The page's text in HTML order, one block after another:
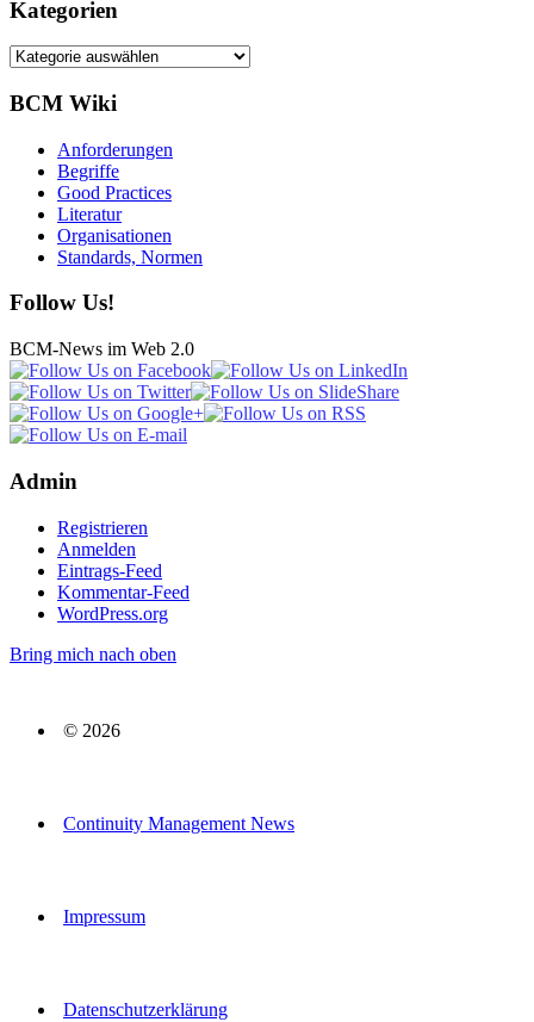
Kategorien
Kategorien
BCM Wiki
Anforderungen
Begriffe
Good Practices
Literatur
Organisationen
Standards, Normen
Follow Us!
BCM-News im Web 2.0
Admin
Registrieren
Anmelden
Eintrags-Feed
Kommentar-Feed
WordPress.org
Bring mich nach oben
© 2026
Continuity Management News
Impressum
Datenschutzerklärung